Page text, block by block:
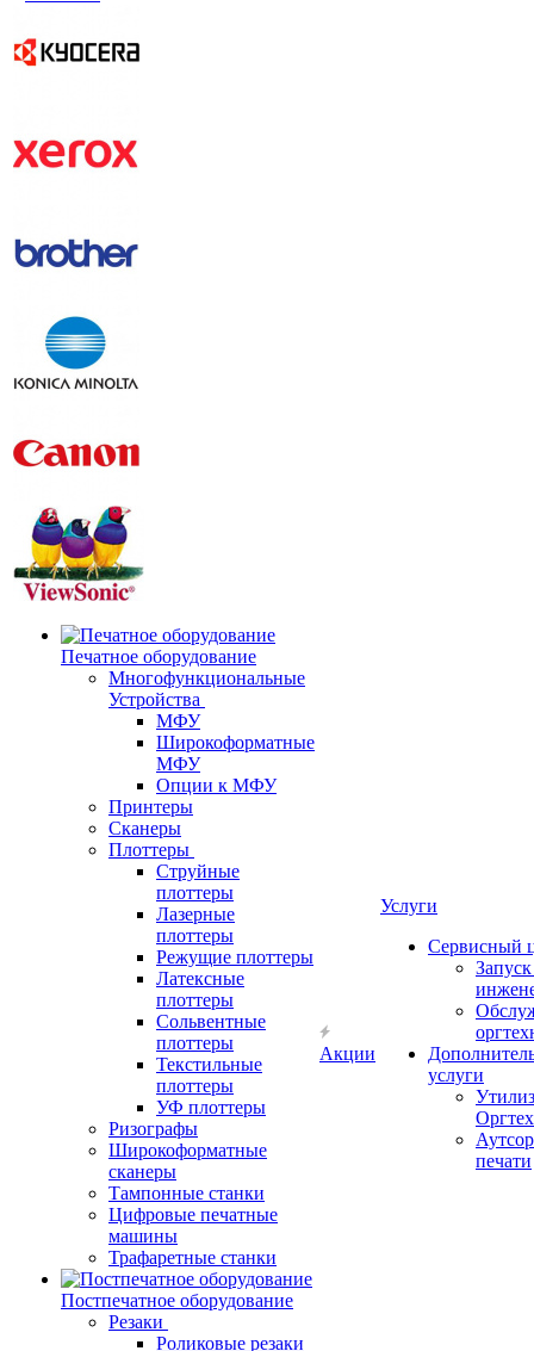
Печатное оборудование
Многофункциональные
Устройства
МФУ
Широкоформатные
МФУ
Опции к МФУ
Принтеры
Сканеры
Плоттеры
Струйные
плоттеры
Лазерные
плоттеры
Режущие плоттеры
Латексные
плоттеры
Сольвентные
плоттеры
Текстильные
плоттеры
УФ плоттеры
Ризографы
Широкоформатные
сканеры
Тампонные станки
Цифровые печатные
машины
Трафаретные станки
Постпечатное оборудование
Резаки
Роликовые резаки
Акции
Услуги
Сервисный
услуги
печати